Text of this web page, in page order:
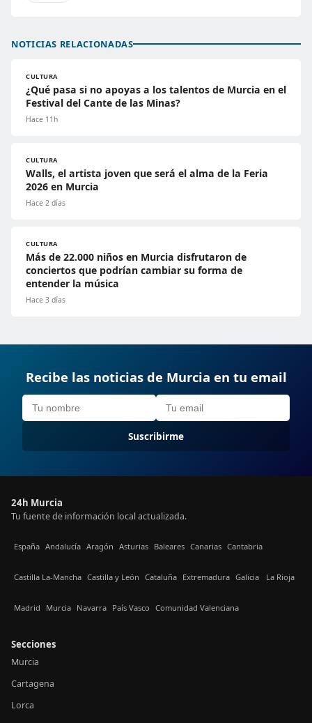
NOTICIAS RELACIONADAS
CULTURA
¿Qué pasa si no apoyas a los talentos de Murcia en el
Festival del Cante de las Minas?
Hace 11h
CULTURA
Walls, el artista joven que será el alma de la Feria
2026 en Murcia
Hace 2 días
CULTURA
Más de 22.000 niños en Murcia disfrutaron de
conciertos que podrían cambiar su forma de
entender la música
Hace 3 días
Recibe las noticias de Murcia en tu email
Suscribirme
24h Murcia
Tu fuente de información local actualizada.
España Andalucía Aragón Asturias Baleares Canarias Cantabria
Castilla La-Mancha Castilla y León Cataluña Extremadura Galicia La Rioja
Madrid Murcia Navarra País Vasco Comunidad Valenciana
Secciones
Murcia
Cartagena
Lorca